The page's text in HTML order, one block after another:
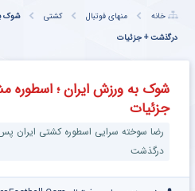
=>
فروشگاهت
رو ثبت
دندان
با پک
کننده
پی |
قسط
سود و
خانه منهای فوتبال کشتی
شوک
درگذشت + جزئیات
شوک به ورزش ایران ؛
جزئیات
رضا سوخته سرایی اسطوره کشتی ایران
درگذشت